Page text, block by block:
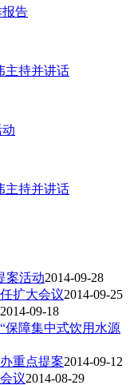
案活动2014-09-28
扩大会议2014-09-25
2014-09-18
保障集中式饮用水源
重点提案2014-09-12
议2014-08-29